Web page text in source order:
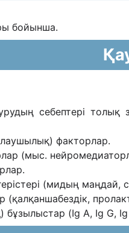
бойынша.
себептері
факторлар.
(мыс.
(мидың маңдай,
(қалқаншабездік,
бұзылыстар (Ig A, Ig G,